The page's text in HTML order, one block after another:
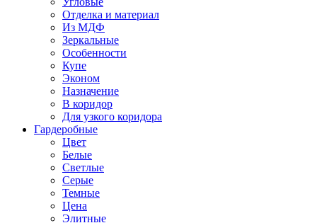
Отделка и материал
Из МДФ
Зеркальные
Особенности
Купе
Эконом
Назначение
В коридор
Для узкого коридора
Гардеробные
Цвет
Белые
Светлые
Серые
Темные
Цена
Элитные